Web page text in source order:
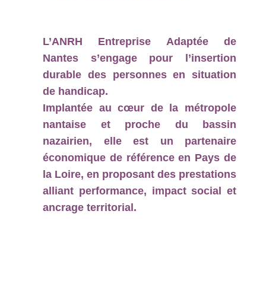
L’ANRH Entreprise Adaptée de
Nantes s’engage pour l’insertion
durable des personnes en situation
de handicap.
Implantée au cœur de la métropole
nantaise et proche du bassin
nazairien, elle est un partenaire
économique de référence en Pays de
la Loire, en proposant des prestations
alliant performance, impact social et
ancrage territorial.